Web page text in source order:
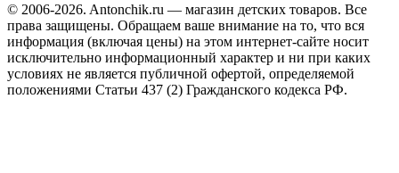
© 2006-2026. Antonchik.ru — магазин детских товаров. Все
права защищены. Обращаем ваше внимание на то, что вся
информация (включая цены) на этом интернет-сайте носит
исключительно информационный характер и ни при каких
условиях не является публичной офертой, определяемой
положениями Статьи 437 (2) Гражданского кодекса РФ.